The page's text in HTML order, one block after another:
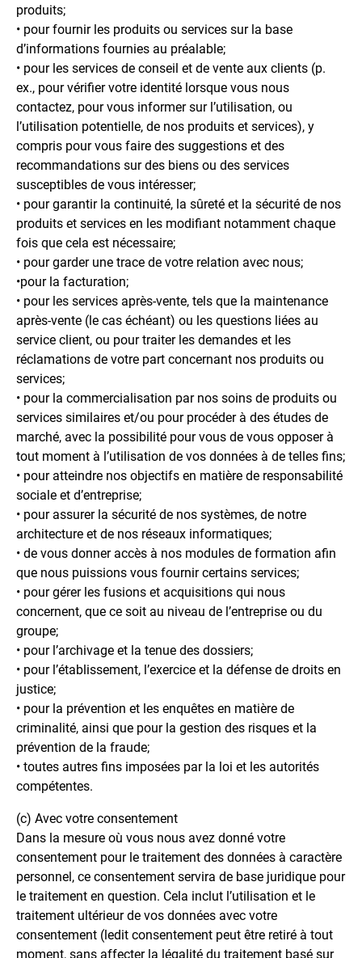
produits;
• pour fournir les produits ou services sur la base
d’informations fournies au préalable;
• pour les services de conseil et de vente aux clients (p.
ex., pour vérifier votre identité lorsque vous nous
contactez, pour vous informer sur l’utilisation, ou
l’utilisation potentielle, de nos produits et services), y
compris pour vous faire des suggestions et des
recommandations sur des biens ou des services
susceptibles de vous intéresser;
• pour garantir la continuité, la sûreté et la sécurité de nos
produits et services en les modifiant notamment chaque
fois que cela est nécessaire;
• pour garder une trace de votre relation avec nous;
•pour la facturation;
• pour les services après-vente, tels que la maintenance
après-vente (le cas échéant) ou les questions liées au
service client, ou pour traiter les demandes et les
réclamations de votre part concernant nos produits ou
services;
• pour la commercialisation par nos soins de produits ou
services similaires et/ou pour procéder à des études de
marché, avec la possibilité pour vous de vous opposer à
tout moment à l’utilisation de vos données à de telles fins;
• pour atteindre nos objectifs en matière de responsabilité
sociale et d’entreprise;
• pour assurer la sécurité de nos systèmes, de notre
architecture et de nos réseaux informatiques;
• de vous donner accès à nos modules de formation afin
que nous puissions vous fournir certains services;
• pour gérer les fusions et acquisitions qui nous
concernent, que ce soit au niveau de l’entreprise ou du
groupe;
• pour l’archivage et la tenue des dossiers;
• pour l’établissement, l’exercice et la défense de droits en
justice;
• pour la prévention et les enquêtes en matière de
criminalité, ainsi que pour la gestion des risques et la
prévention de la fraude;
• toutes autres fins imposées par la loi et les autorités
compétentes.
(c) Avec votre consentement
Dans la mesure où vous nous avez donné votre
consentement pour le traitement des données à caractère
personnel, ce consentement servira de base juridique pour
le traitement en question. Cela inclut l’utilisation et le
traitement ultérieur de vos données avec votre
consentement (ledit consentement peut être retiré à tout
moment, sans affecter la légalité du traitement basé sur